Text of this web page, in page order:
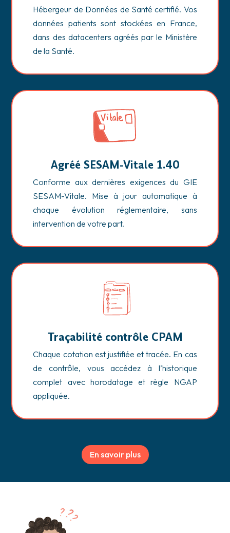
Hébergeur de Données de Santé certifié. Vos
données patients sont stockées en France,
dans des datacenters agréés par le Ministère
de la Santé.
Agréé SESAM-Vitale 1.40
Conforme aux dernières exigences du GIE
SESAM-Vitale. Mise à jour automatique à
chaque évolution réglementaire, sans
intervention de votre part.
Traçabilité contrôle CPAM
Chaque cotation est justifiée et tracée. En cas
de contrôle, vous accédez à l’historique
complet avec horodatage et règle NGAP
appliquée.
En savoir plus